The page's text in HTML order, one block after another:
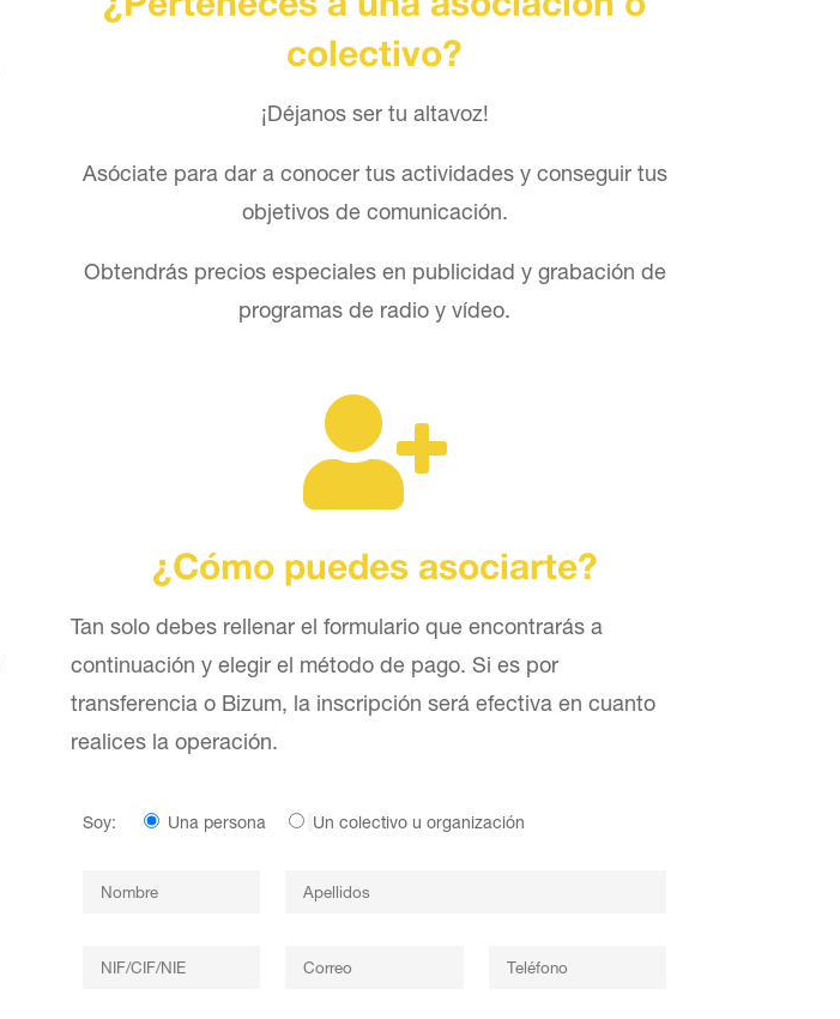
¿Perteneces a una asociación o
colectivo?
¡Déjanos ser tu altavoz!
Asóciate para dar a conocer tus actividades y conseguir tus
objetivos de comunicación.
Obtendrás precios especiales en publicidad y grabación de
programas de radio y vídeo.

¿Cómo puedes asociarte?
Tan solo debes rellenar el formulario que encontrarás a
continuación y elegir el método de pago. Si es por
transferencia o Bizum, la inscripción será efectiva en cuanto
realices la operación.
Soy: Una persona Un colectivo u organización